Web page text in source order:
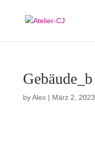
Gebäude_b
byAlex| März 2, 2023